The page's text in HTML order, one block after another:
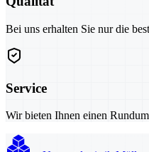
Bei uns erhalten Sie nur die
Service
Wir bieten Ihnen einen